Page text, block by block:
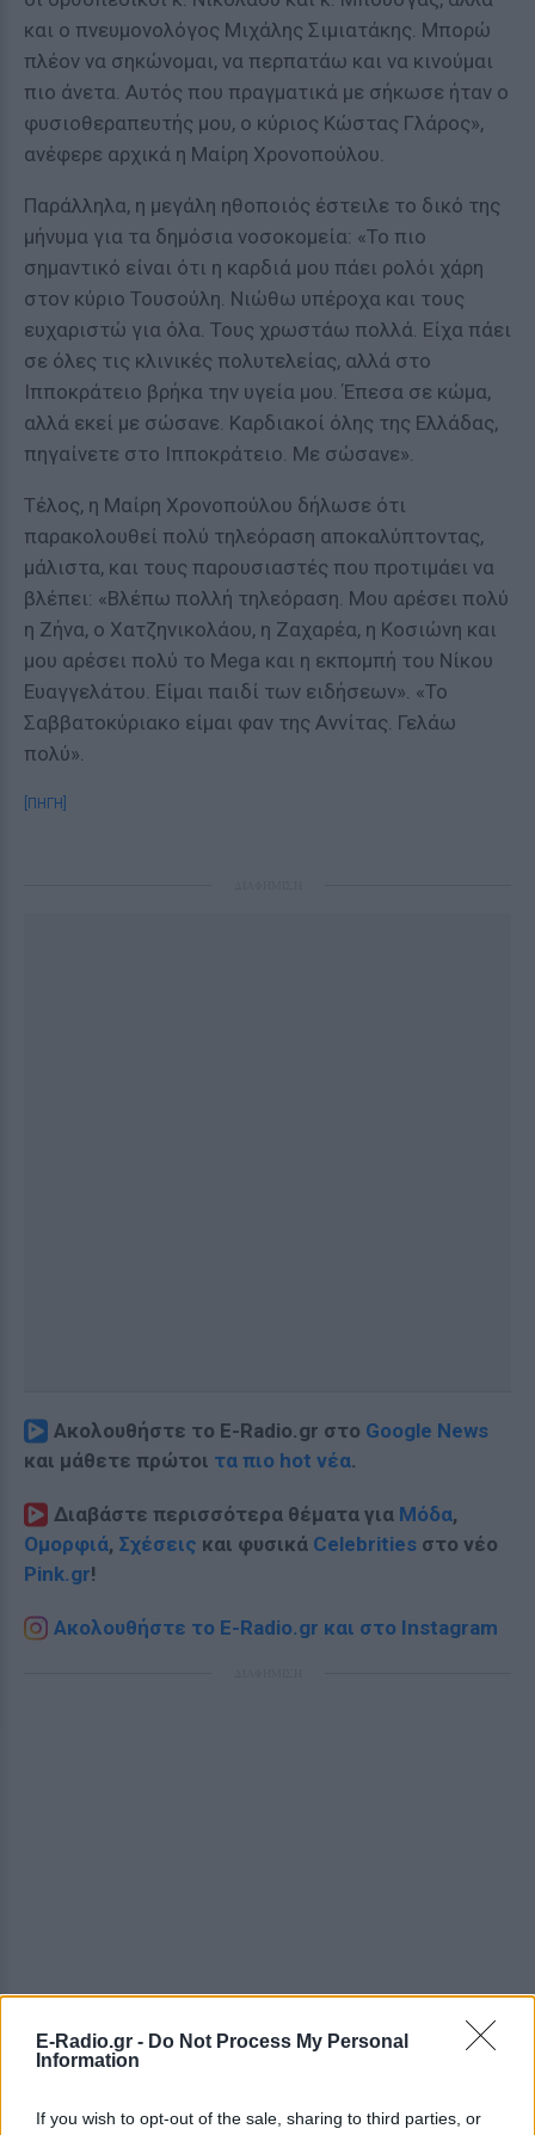
E-Radio.gr - Do Not Process My Personal
Information
If you wish to opt-out of the sale, sharing to third parties, or
και ο πνευμονολόγος Μιχάλης Σιμιατάκης. Μπορώ
πλέον να σηκώνομαι, να περπατάω και να κινούμαι
πιο άνετα. Αυτός που πραγματικά με σήκωσε ήταν ο
φυσιοθεραπευτής μου, ο κύριος Κώστας Γλάρος»,
ανέφερε αρχικά η Μαίρη Χρονοπούλου.
Παράλληλα, η μεγάλη ηθοποιός έστειλε το δικό της
μήνυμα για τα δημόσια νοσοκομεία: «Το πιο
σημαντικό είναι ότι η καρδιά μου πάει ρολόι χάρη
στον κύριο Τουσούλη. Νιώθω υπέροχα και τους
ευχαριστώ για όλα. Τους χρωστάω πολλά. Είχα πάει
σε όλες τις κλινικές πολυτελείας, αλλά στο
Ιπποκράτειο βρήκα την υγεία μου. Έπεσα σε κώμα,
αλλά εκεί με σώσανε. Καρδιακοί όλης της Ελλάδας,
πηγαίνετε στο Ιπποκράτειο. Με σώσανε».
Τέλος, η Μαίρη Χρονοπούλου δήλωσε ότι
παρακολουθεί πολύ τηλεόραση αποκαλύπτοντας,
μάλιστα, και τους παρουσιαστές που προτιμάει να
βλέπει: «Βλέπω πολλή τηλεόραση. Μου αρέσει πολύ
η Ζήνα, ο Χατζηνικολάου, η Ζαχαρέα, η Κοσιώνη και
μου αρέσει πολύ το Mega και η εκπομπή του Νίκου
Ευαγγελάτου. Είμαι παιδί των ειδήσεων». «Το
Σαββατοκύριακο είμαι φαν της Αννίτας. Γελάω
πολύ».
[ΠΗΓΗ]
Ακολουθήστε το E-Radio.gr στο Google News
και μάθετε πρώτοι τα πιο hot νέα.
Διαβάστε περισσότερα θέματα για Μόδα,
Ομορφιά, Σχέσεις και φυσικά Celebrities στο νέο
Pink.gr!
Ακολουθήστε το E-Radio.gr και στο Instagram